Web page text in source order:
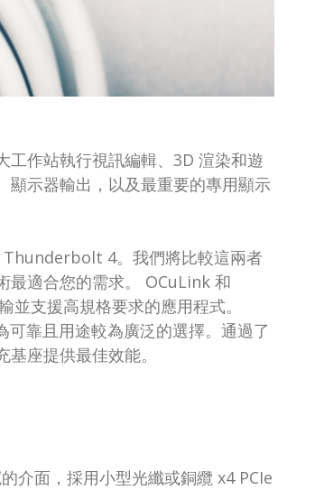
工作站執行視訊編輯、3D 渲染和遊
顯示器輸出，以及最重要的專用顯示
Thunderbolt 4。我們將比較這兩者
最適合您的需求。 OCuLink 和
支援高規格要求的應用程式。
靠且用途較為廣泛的選擇。通過了
座提供最佳效能。
介面，採用小型光纖或銅纜 x4 PCIe